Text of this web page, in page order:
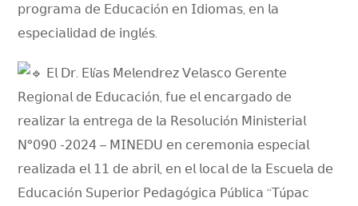
𝗉𝗋𝗈𝗀𝗋𝖺𝗆𝖺 𝖽𝖾 𝖤𝖽𝗎𝖼𝖺𝖼𝗂ó𝗇 𝖾𝗇 𝖨𝖽𝗂𝗈𝗆𝖺𝗌, 𝖾𝗇 𝗅𝖺
𝖾𝗌𝗉𝖾𝖼𝗂𝖺𝗅𝗂𝖽𝖺𝖽 𝖽𝖾 𝗂𝗇𝗀𝗅é𝗌.
𝖤𝗅 𝖣𝗋. 𝖤𝗅í𝖺𝗌 𝖬𝖾𝗅𝖾𝗇𝖽𝗋𝖾𝗓 𝖵𝖾𝗅𝖺𝗌𝖼𝗈 𝖦𝖾𝗋𝖾𝗇𝗍𝖾
𝖱𝖾𝗀𝗂𝗈𝗇𝖺𝗅 𝖽𝖾 𝖤𝖽𝗎𝖼𝖺𝖼𝗂ó𝗇, 𝖿𝗎𝖾 𝖾𝗅 𝖾𝗇𝖼𝖺𝗋𝗀𝖺𝖽𝗈 𝖽𝖾
𝗋𝖾𝖺𝗅𝗂𝗓𝖺𝗋 𝗅𝖺 𝖾𝗇𝗍𝗋𝖾𝗀𝖺 𝖽𝖾 𝗅𝖺 𝖱𝖾𝗌𝗈𝗅𝗎𝖼𝗂ó𝗇 𝖬𝗂𝗇𝗂𝗌𝗍𝖾𝗋𝗂𝖺𝗅
𝖭°𝟢𝟫𝟢 -𝟤𝟢𝟤𝟦 – 𝖬𝖨𝖭𝖤𝖣𝖴 𝖾𝗇 𝖼𝖾𝗋𝖾𝗆𝗈𝗇𝗂𝖺 𝖾𝗌𝗉𝖾𝖼𝗂𝖺𝗅
𝗋𝖾𝖺𝗅𝗂𝗓𝖺𝖽𝖺 𝖾𝗅 𝟣𝟣 𝖽𝖾 𝖺𝖻𝗋𝗂𝗅, 𝖾𝗇 𝖾𝗅 𝗅𝗈𝖼𝖺𝗅 𝖽𝖾 𝗅𝖺 𝖤𝗌𝖼𝗎𝖾𝗅𝖺 𝖽𝖾
𝖤𝖽𝗎𝖼𝖺𝖼𝗂ó𝗇 𝖲𝗎𝗉𝖾𝗋𝗂𝗈𝗋 𝖯𝖾𝖽𝖺𝗀ó𝗀𝗂𝖼𝖺 𝖯ú𝖻𝗅𝗂𝖼𝖺 “𝖳ú𝗉𝖺𝖼